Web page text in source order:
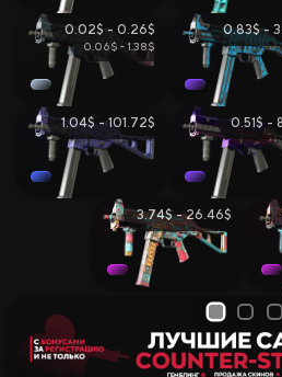
0.02$ - 0.26$
0.06$ - 1.38$
0.83$ -
1.04$ - 101.72$ 0.51$ -
3.74$ - 26.46$
1 2 3